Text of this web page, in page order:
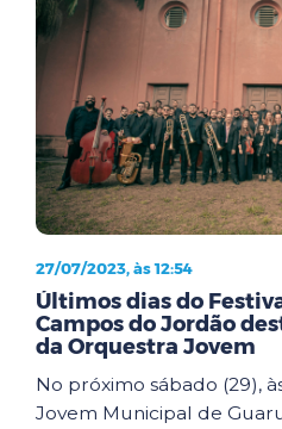
27/07/2023, às 12:54
Últimos dias do
Campos do Jordão
da Orquestra Jovem
No próximo sábado (29),
Jovem Municipal de